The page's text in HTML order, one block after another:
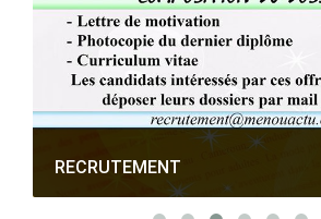
RECRUTEMENT